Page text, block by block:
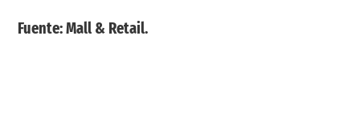
Fuente: Mall & Retail.